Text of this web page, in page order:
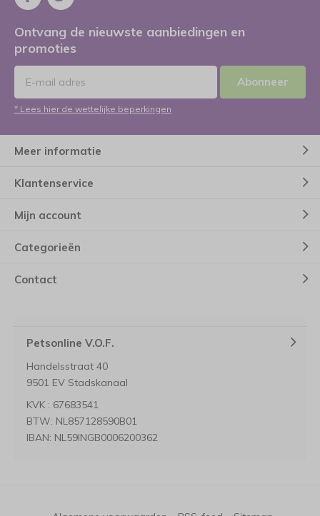
Ontvang de nieuwste aanbiedingen en
promoties
Abonneer
* Lees hier de wettelijke beperkingen
Meer informatie
Klantenservice
Mijn account
Categorieën
Contact
Petsonline V.O.F.
Handelsstraat 40
9501 EV Stadskanaal
KVK : 67683541
BTW: NL857128590B01
IBAN: NL59INGB0006200362